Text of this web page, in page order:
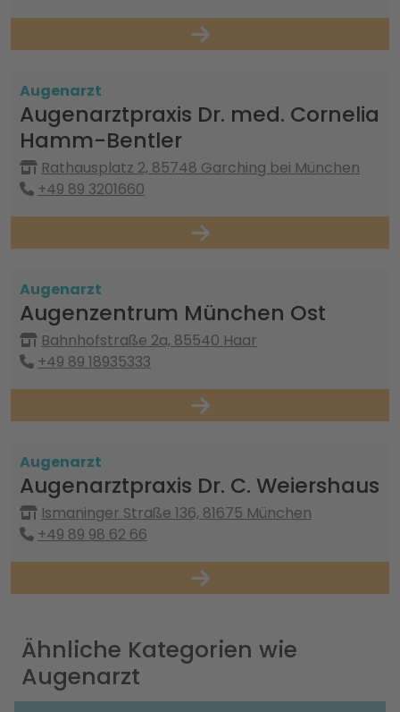
Augenarzt
Augenarztpraxis Dr. med. Cornelia
Hamm-Bentler
Rathausplatz 2, 85748 Garching bei München
+49 89 3201660
Augenarzt
Augenzentrum München Ost
Bahnhofstraße 2a, 85540 Haar
+49 89 18935333
Augenarzt
Augenarztpraxis Dr. C. Weiershaus
Ismaninger Straße 136, 81675 München
+49 89 98 62 66
Ähnliche Kategorien wie
Augenarzt